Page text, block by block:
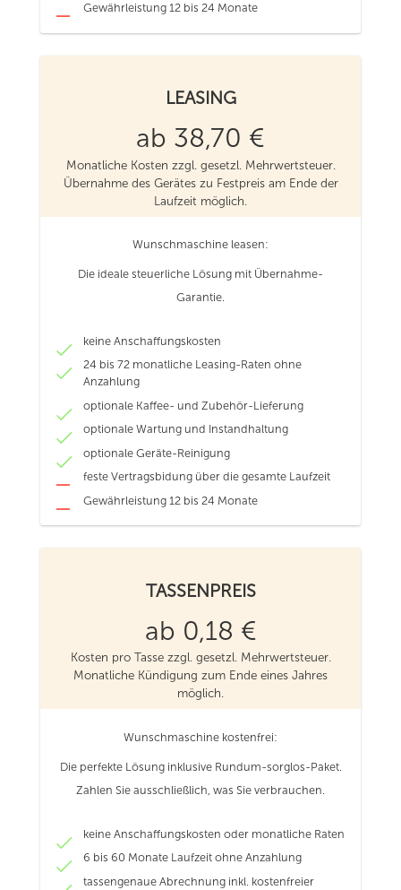
Gewährleistung 12 bis 24 Monate
LEASING
ab 38,70 €
Monatliche Kosten zzgl. gesetzl. Mehrwertsteuer.
Übernahme des Gerätes zu Festpreis am Ende der
Laufzeit möglich.
Wunschmaschine leasen:
Die ideale steuerliche Lösung mit Übernahme-
Garantie.
keine Anschaffungskosten
24 bis 72 monatliche Leasing-Raten ohne
Anzahlung
optionale Kaffee- und Zubehör-Lieferung
optionale Wartung und Instandhaltung
optionale Geräte-Reinigung
feste Vertragsbidung über die gesamte Laufzeit
Gewährleistung 12 bis 24 Monate
TASSENPREIS
ab 0,18 €
Kosten pro Tasse zzgl. gesetzl. Mehrwertsteuer.
Monatliche Kündigung zum Ende eines Jahres
möglich.
Wunschmaschine kostenfrei:
Die perfekte Lösung inklusive Rundum-sorglos-Paket.
Zahlen Sie ausschließlich, was Sie verbrauchen.
keine Anschaffungskosten oder monatliche Raten
6 bis 60 Monate Laufzeit ohne Anzahlung
tassengenaue Abrechnung inkl. kostenfreier